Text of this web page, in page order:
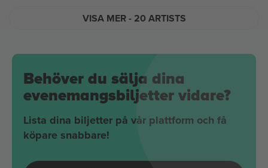
VISA MER- 20 ARTISTS
Behöver du sälja dina
evenemangsbiljetter vidare?
Lista dina biljetter på vår plattform och få
köpare snabbare!